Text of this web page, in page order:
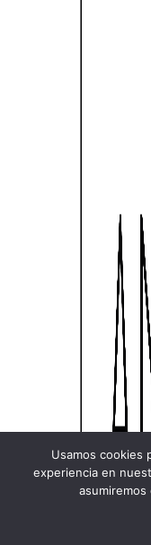
Usamos cookies
experiencia en